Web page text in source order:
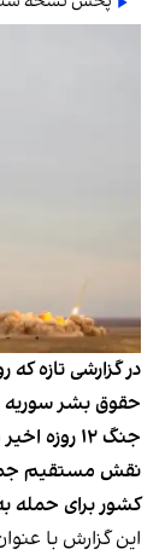
جنگ ۱۲
نقش مستقیم
کشور برای حمله
این گزارش با